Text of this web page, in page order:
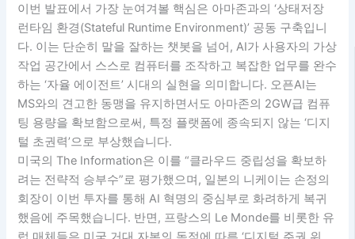
이번 발표에서 가장 눈여겨볼 핵심은 아마존과의 ‘상태저장
런타임 환경(Stateful Runtime Environment)’ 공동 구축입니
다. 이는 단순히 말을 잘하는 챗봇을 넘어, AI가 사용자의 가상
작업 공간에서 스스로 컴퓨터를 조작하고 복잡한 업무를 완수
하는 ‘자율 에이전트’ 시대의 실현을 의미합니다. 오픈AI는
MS와의 견고한 동맹을 유지하면서도 아마존의 2GW급 컴퓨
팅 용량을 확보함으로써, 특정 플랫폼에 종속되지 않는 ‘디지
털 초권력’으로 부상했습니다.
미국의 The Information은 이를 “클라우드 중립성을 확보하
려는 전략적 승부수”로 평가했으며, 일본의 니케이는 손정의
회장이 이번 투자를 통해 AI 혁명의 중심부로 화려하게 복귀
했음에 주목했습니다. 반면, 프랑스의 Le Monde를 비롯한 유